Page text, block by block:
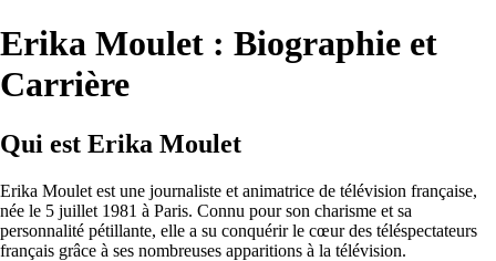
Erika Moulet : Biographie et
Carrière
Qui est Erika Moulet
Erika Moulet est une journaliste et animatrice de télévision française,
née le 5 juillet 1981 à Paris. Connu pour son charisme et sa
personnalité pétillante, elle a su conquérir le cœur des téléspectateurs
français grâce à ses nombreuses apparitions à la télévision.